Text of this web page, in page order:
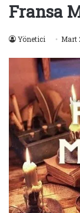
Fransa
Yönetici Mart